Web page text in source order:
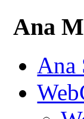
Ana
Ana